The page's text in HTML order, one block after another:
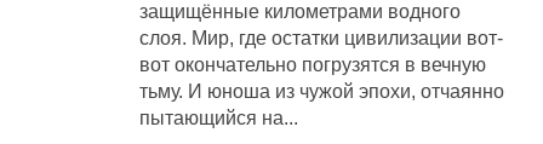
защищённые километрами водного
слоя. Мир, где остатки цивилизации вот-
вот окончательно погрузятся в вечную
тьму. И юноша из чужой эпохи, отчаянно
пытающийся на...